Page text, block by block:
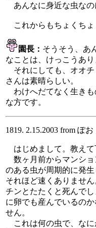
あんなに身近な虫なの
これからもちょくちょ
園長： そうそう、あ
なことは、けっこうあり
それにしても、オオチ
さんは素晴らしい。
わけへだてなく生きも
な方です。
1819. 2.15.2003 from ぽお
はじめまして。教えて
数ヶ月前からマンショ
のある虫が周期的に発
それほど速くありませ
チンとたたくと死んで
に卵でも産んでいるの
せん。
これは何の虫で、なに